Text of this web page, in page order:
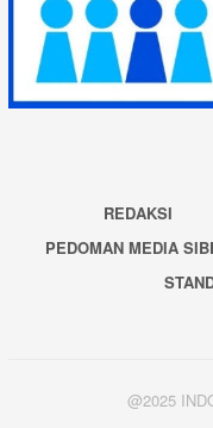
REDAKSI
PEDOMAN MEDIA
@2025